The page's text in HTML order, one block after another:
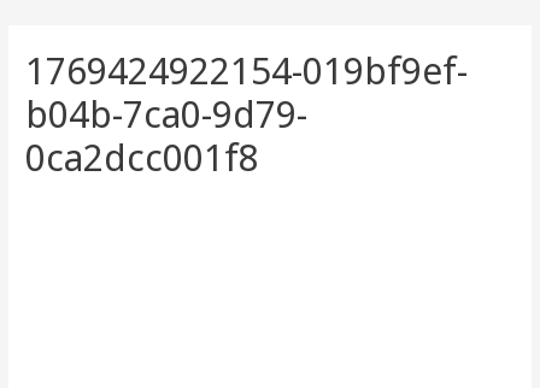
1769424922154-019bf9ef-
b04b-7ca0-9d79-
0ca2dcc001f8